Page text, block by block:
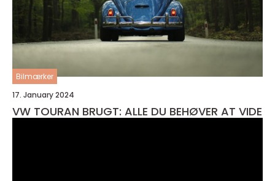
Bilmærker
17. January 2024
VW TOURAN BRUGT: ALLE DU BEHØVER AT VIDE